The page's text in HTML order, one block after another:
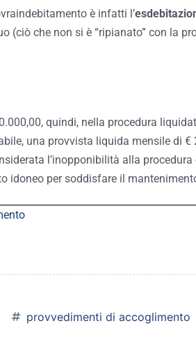
è infatti l’
(ciò che non si è “ripianato” con la
quindi, nella procedura
una provvista liquida mensile di €
l’inopponibilità alla
idoneo per soddisfare il
provvedimenti di accoglimento